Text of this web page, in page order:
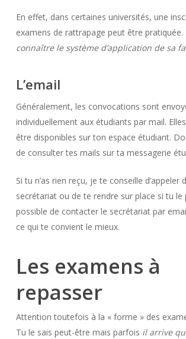
En effet, dans certaines universités, une
examens de rattrapage peut être pratiquée.
connaître le système d’application de sa
L’email
Généralement, les convocations sont
individuellement aux étudiants par mail.
être disponibles sur ton espace étudiant.
de consulter tes mails sur ta messagerie
Si tu n’as rien reçu, je te conseille d’appeler
secrétariat ou de te rendre sur place si tu le
possible de contacter le secrétariat par
ce qui te convient le mieux.
Les examens à
repasser
Attention toutefois à la « forme » des
Tu le sais peut-être mais parfois il arrive